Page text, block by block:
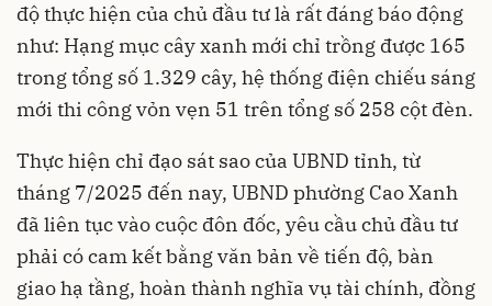
độ thực hiện của chủ đầu tư là rất đáng báo động
như: Hạng mục cây xanh mới chỉ trồng được 165
trong tổng số 1.329 cây, hệ thống điện chiếu sáng
mới thi công vỏn vẹn 51 trên tổng số 258 cột đèn.
Thực hiện chỉ đạo sát sao của UBND tỉnh, từ
tháng 7/2025 đến nay, UBND phường Cao Xanh
đã liên tục vào cuộc đôn đốc, yêu cầu chủ đầu tư
phải có cam kết bằng văn bản về tiến độ, bàn
giao hạ tầng, hoàn thành nghĩa vụ tài chính, đồng